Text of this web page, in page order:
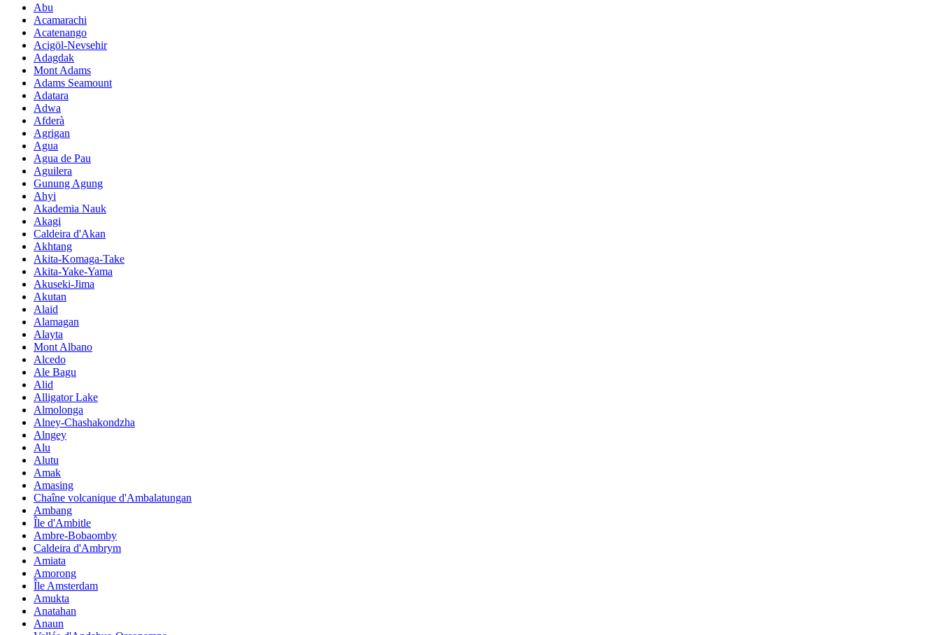
Abu
Acamarachi
Acatenango
Acigöl-Nevsehir
Adagdak
Mont Adams
Adams Seamount
Adatara
Adwa
Afderà
Agrigan
Agua
Agua de Pau
Aguilera
Gunung Agung
Ahyi
Akademia Nauk
Akagi
Caldeira d'Akan
Akhtang
Akita-Komaga-Take
Akita-Yake-Yama
Akuseki-Jima
Akutan
Alaid
Alamagan
Alayta
Mont Albano
Alcedo
Ale Bagu
Alid
Alligator Lake
Almolonga
Alney-Chashakondzha
Alngey
Alu
Alutu
Amak
Amasing
Chaîne volcanique d'Ambalatungan
Ambang
Île d'Ambitle
Ambre-Bobaomby
Caldeira d'Ambrym
Amiata
Amorong
Île Amsterdam
Amukta
Anatahan
Anaun